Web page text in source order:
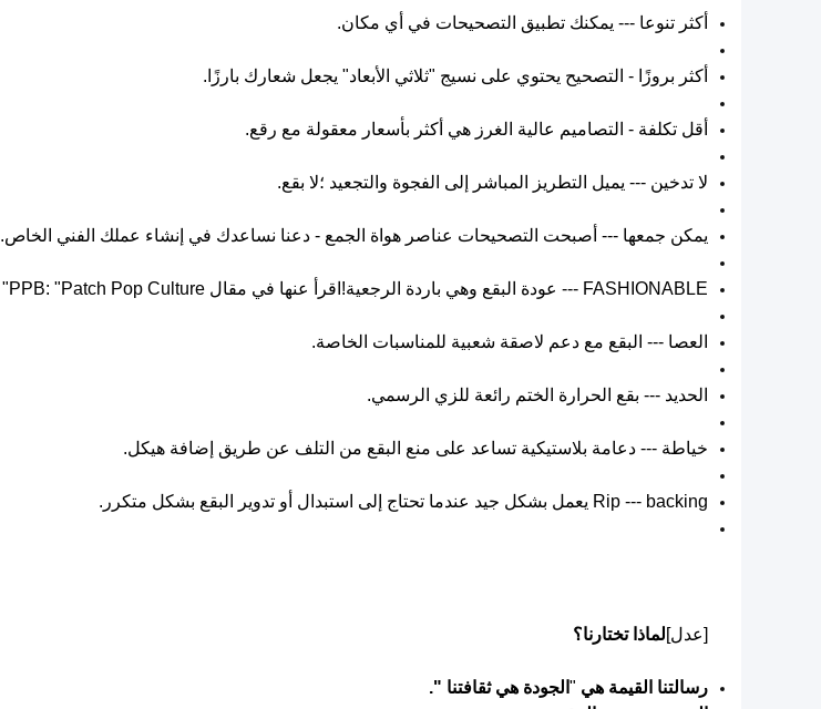
أكثر تنوعا --- يمكنك تطبيق التصحيحات في أي مكان.
أكثر بروزًا - التصحيح يحتوي على نسيج "ثلاثي الأبعاد" يجعل شعارك بارزًا.
أقل تكلفة - التصاميم عالية الغرز هي أكثر بأسعار معقولة مع رقع.
لا تدخين --- يميل التطريز المباشر إلى الفجوة والتجعيد ؛لا بقع.
يمكن جمعها --- أصبحت التصحيحات عناصر هواة الجمع - دعنا نساعدك في إنشاء عملك الفني الخاص.
FASHIONABLE --- عودة البقع وهي باردة الرجعية!اقرأ عنها في مقال PPB: "Patch Pop Culture"
العصا --- البقع مع دعم لاصقة شعبية للمناسبات الخاصة.
الحديد --- بقع الحرارة الختم رائعة للزي الرسمي.
خياطة --- دعامة بلاستيكية تساعد على منع البقع من التلف عن طريق إضافة هيكل.
Rip --- backing يعمل بشكل جيد عندما تحتاج إلى استبدال أو تدوير البقع بشكل متكرر.
[عدل]لماذا تختارنا؟
رسالتنا القيمة هي " الجودة هي ثقافتنا ".